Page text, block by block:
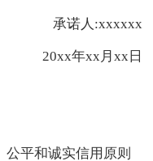
承诺人:xxxxxx
20xx年xx月xx日
平和诚实信用原则